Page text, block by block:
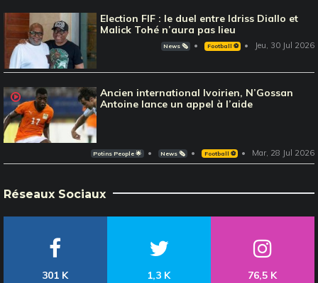
Election FIF : le duel entre Idriss Diallo et
Malick Tohé n’aura pas lieu
News 🗞️ Football ⚽️ Jeu, 30 Jul 2026
Ancien international Ivoirien, N’Gossan
Antoine lance un appel à l’aide
Potins People 🌟 News 🗞️ Football ⚽️ Mar, 28 Jul 2026
Réseaux Sociaux
301 K
1,3 K
76,5 K